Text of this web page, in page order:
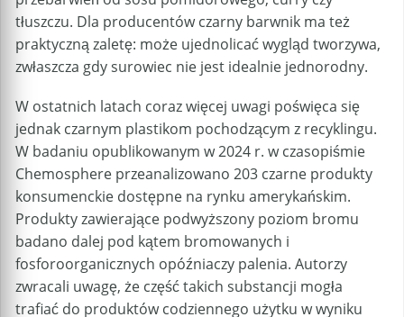
tłuszczu. Dla producentów czarny barwnik ma też
praktyczną zaletę: może ujednolicać wygląd tworzywa,
zwłaszcza gdy surowiec nie jest idealnie jednorodny.
W ostatnich latach coraz więcej uwagi poświęca się
jednak czarnym plastikom pochodzącym z recyklingu.
W badaniu opublikowanym w 2024 r. w czasopiśmie
Chemosphere przeanalizowano 203 czarne produkty
konsumenckie dostępne na rynku amerykańskim.
Produkty zawierające podwyższony poziom bromu
badano dalej pod kątem bromowanych i
fosforoorganicznych opóźniaczy palenia. Autorzy
zwracali uwagę, że część takich substancji mogła
trafiać do produktów codziennego użytku w wyniku